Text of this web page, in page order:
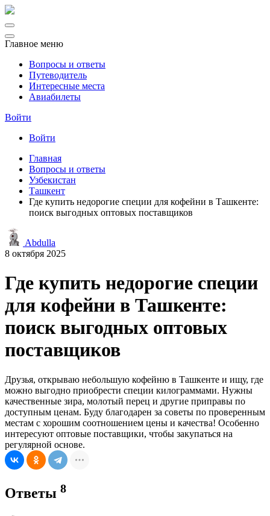
Главное меню
Вопросы и ответы
Путеводитель
Интересные места
Авиабилеты
Войти
Войти
Главная
Вопросы и ответы
Узбекистан
Ташкент
Где купить недорогие специи для кофейни в Ташкенте:
поиск выгодных оптовых поставщиков
Abdulla
8 октября 2025
Где купить недорогие специи
для кофейни в Ташкенте:
поиск выгодных оптовых
поставщиков
Друзья, открываю небольшую кофейню в Ташкенте и ищу, где
можно выгодно приобрести специи килограммами. Нужны
качественные зира, молотый перец и другие приправы по
доступным ценам. Буду благодарен за советы по проверенным
местам с хорошим соотношением цены и качества! Особенно
интересуют оптовые поставщики, чтобы закупаться на
регулярной основе.
Ответы 8